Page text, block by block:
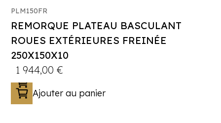
Catégorie :Porte-engin
PTAC :750-800-900-1000
Poids à vide (kg) :
Longueur utile (mm) :
Plancher :
PLM150FR
REMORQUE PLATEAU BASCULANT
ROUES EXTÉRIEURES FREINÉE
250X150X10
1 944,00€
Ajouter au panier